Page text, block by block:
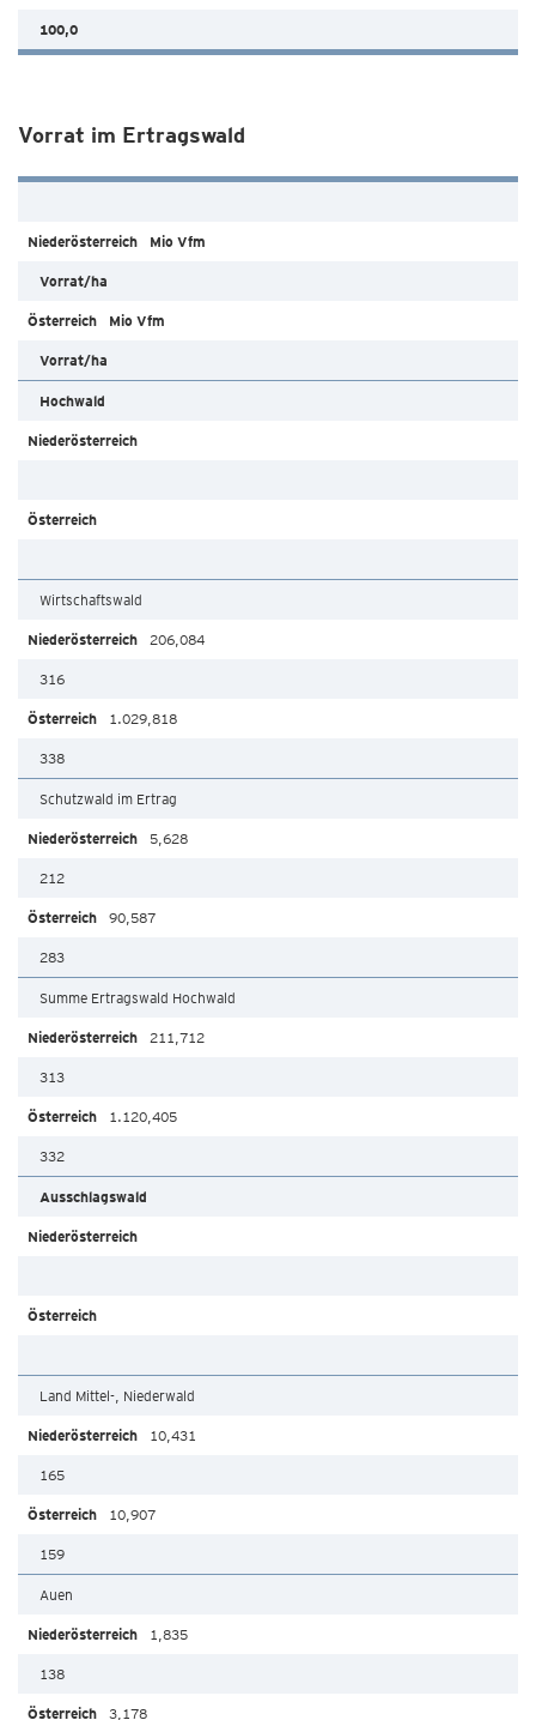
100,0
Vorrat im Ertragswald
Mio Vfm
Vorrat/ha
Mio Vfm
Vorrat/ha
Hochwald
Wirtschaftswald
206,084
316
1.029,818
338
Schutzwald im Ertrag
5,628
212
90,587
283
Summe Ertragswald Hochwald
211,712
313
1.120,405
332
Ausschlagswald
Land Mittel-, Niederwald
10,431
165
10,907
159
Auen
1,835
138
3,178